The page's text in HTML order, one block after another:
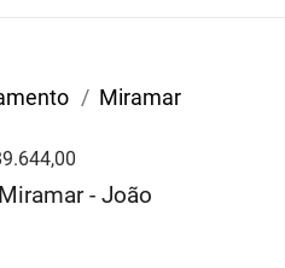
Miramar
- João